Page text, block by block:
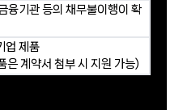
융기관 등의 채무불이행이 확
업 제품
은 계약서 첨부 시 지원 가능)